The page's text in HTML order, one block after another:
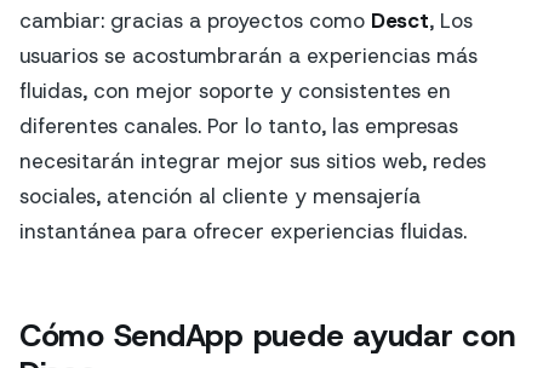
cambiar: gracias a proyectos como Desct, Los
usuarios se acostumbrarán a experiencias más
fluidas, con mejor soporte y consistentes en
diferentes canales. Por lo tanto, las empresas
necesitarán integrar mejor sus sitios web, redes
sociales, atención al cliente y mensajería
instantánea para ofrecer experiencias fluidas.
Cómo SendApp puede ayudar con